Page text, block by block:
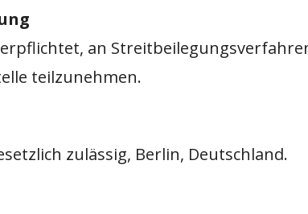
an
teilzunehmen.
zulässig, Berlin, Deutschland.